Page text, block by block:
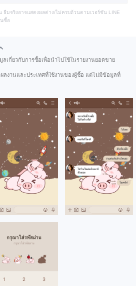
ธีมจริงอาจแสดงผลต่าง/ไม่ครบถ้วนตามเวอร์ชัน LINE
ซื้อ
ลเกี่ยวกับการซื้อเพื่อนำไปใช้ในรายงานยอดขาย
ลงานและประเทศที่ใช้งานของผู้ซื้อ แต่ไม่มีข้อมูลที่